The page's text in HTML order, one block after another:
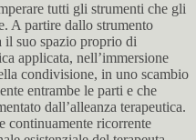
tutti gli strumenti che gli
A partire dallo strumento
il suo spazio proprio di
applicata, nell’immersione
condivisione, in uno scambio
entrambe le parti e che
dall’alleanza terapeutica.
continuamente ricorrente